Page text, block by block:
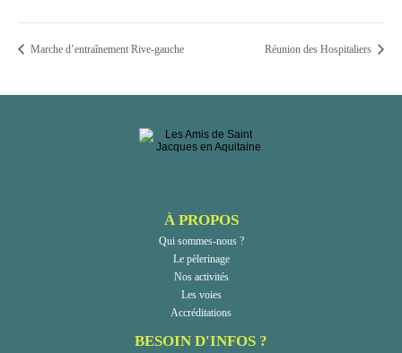
Marche d’entraînement Rive-gauche Réunion des Hospitaliers
À PROPOS
Qui sommes-nous ?
Le pèlerinage
Nos activités
Les voies
Accréditations
BESOIN D'INFOS ?